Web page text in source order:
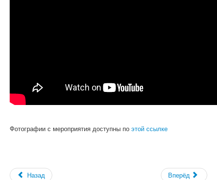
Фотографии с мероприятия доступны по этой ссылке
Назад Вперёд